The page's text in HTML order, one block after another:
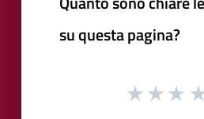
su questa pagina?